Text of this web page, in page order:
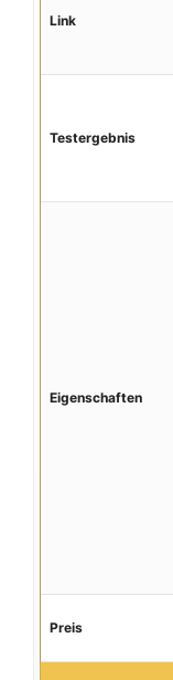
Link
Testergebnis
Eigenschaften
Preis